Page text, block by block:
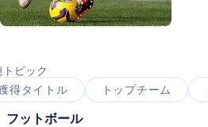
トピック
得タイトル
トップチーム
フットボール